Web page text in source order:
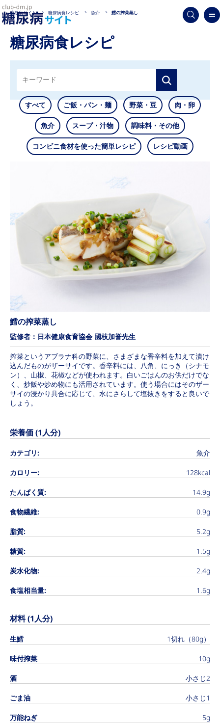
糖尿病サイト 糖尿病食レシピ 魚介 鱈の搾菜蒸し
糖尿病食レシピ
すべて ご飯・パン・麺 野菜・豆 肉・卵
魚介 スープ・汁物 調味料・その他
コンビニ食材を使った簡単レシピ レシピ動画
鱈の搾菜蒸し
監修者：日本健康食育協会 國枝加誉先生
搾菜というアブラナ科の野菜に、さまざまな香辛料を加えて漬け
込んだものがザーサイです。香辛料には、八角、にっき（シナモ
ン）、山椒、花椒などが使われます。白いごはんのお供だけでな
く、炒飯や炒め物にも活用されています。使う場合にはそのザー
サイの浸かり具合に応じて、水にさらして塩抜きをすると良いで
しょう。
栄養価 (1人分)
カテゴリ:
魚介
カロリー:
128kcal
たんぱく質:
14.9g
食物繊維:
0.9g
脂質:
5.2g
糖質:
1.5g
炭水化物:
2.4g
食塩相当量:
1.6g
材料 (1人分)
生鱈
1切れ（80g）
味付搾菜
10g
酒
小さじ2
ごま油
小さじ1
万能ねぎ
5g